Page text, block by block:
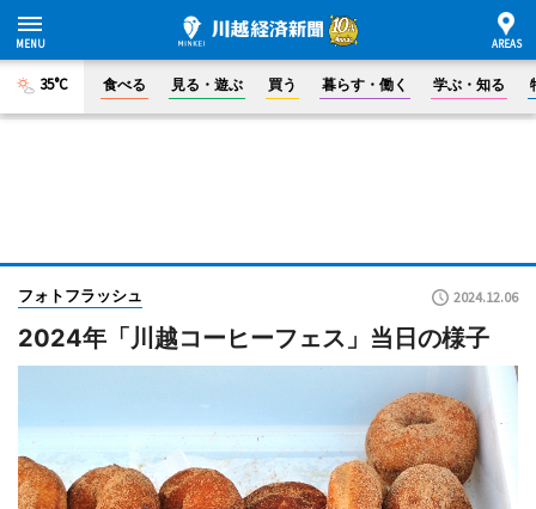
35°C 食べる 見る・遊ぶ 買う 暮らす・働く 学ぶ・知る
フォトフラッシュ 2024.12.06
2024年「川越コーヒーフェス」当日の様子